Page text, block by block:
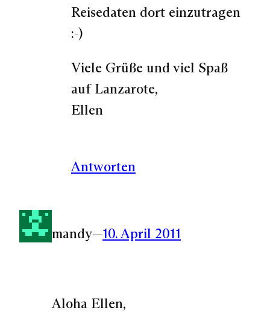
Reisedaten dort einzutragen
:-)
Viele Grüße und viel Spaß
auf Lanzarote,
Ellen
Antworten
mandy—10. April 2011
Aloha Ellen,